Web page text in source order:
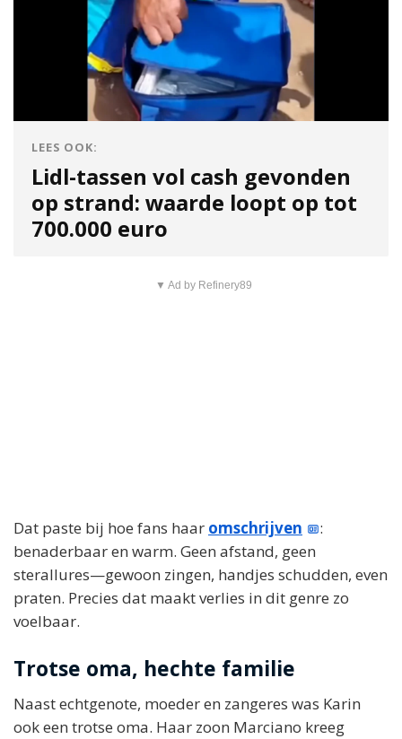
LEES OOK:
Lidl-tassen vol cash gevonden
op strand: waarde loopt op tot
700.000 euro
▼ Ad by Refinery89
Dat paste bij hoe fans haar omschrijven
:
benaderbaar en warm. Geen afstand, geen
sterallures—gewoon zingen, handjes schudden, even
praten. Precies dat maakt verlies in dit genre zo
voelbaar.
Trotse oma, hechte familie
Naast echtgenote, moeder en zangeres was Karin
ook een trotse oma. Haar zoon Marciano kreeg